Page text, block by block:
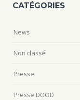
CATÉGORIES
News
Non classé
Presse
Presse DOOD